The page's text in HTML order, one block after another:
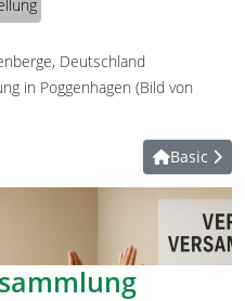
Deutschland
in Poggenhagen (Bild von
Basic